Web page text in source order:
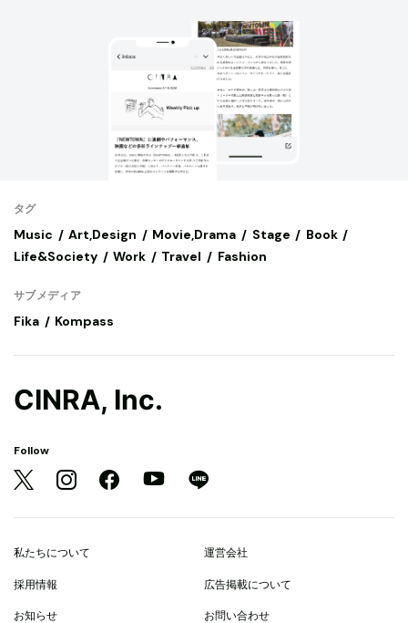
タグ
Music Art,Design Movie,Drama Stage
Book
Life&Society
Work Travel Fashion
サブメディア
Fika Kompass
CINRA, Inc.
Follow
私たちについて 運営会社
採用情報 広告掲載について
お知らせ お問い合わせ